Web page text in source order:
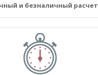
и безналичный расчет